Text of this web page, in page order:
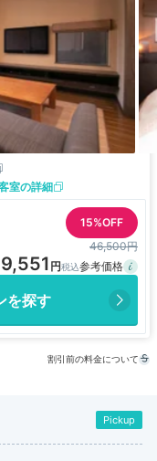
室の詳細
15%OFF
46,500円
を探す
割引前の料金について
Pickup